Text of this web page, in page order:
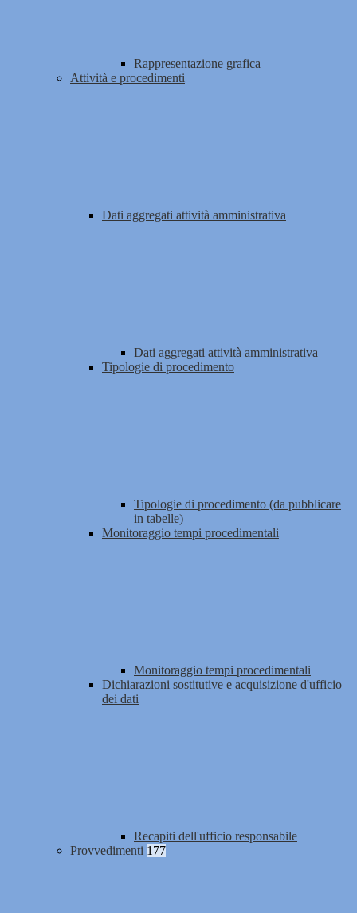
Rappresentazione grafica
Attività e procedimenti
Dati aggregati attività amministrativa
Dati aggregati attività amministrativa
Tipologie di procedimento
Tipologie di procedimento (da pubblicare
in tabelle)
Monitoraggio tempi procedimentali
Monitoraggio tempi procedimentali
Dichiarazioni sostitutive e acquisizione d'ufficio
dei dati
Recapiti dell'ufficio responsabile
Provvedimenti 177